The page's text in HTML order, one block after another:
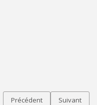
Précédent Suivant